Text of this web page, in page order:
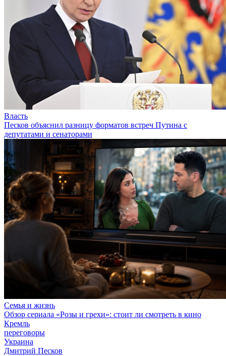
Власть
Песков объяснил разницу форматов встреч Путина с
депутатами и сенаторами
Семья и жизнь
Обзор сериала «Розы и грехи»: стоит ли смотреть в кино
Кремль
переговоры
Украина
Дмитрий Песков